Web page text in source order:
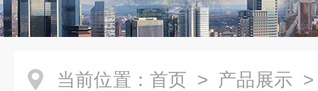
当前位置： 首页 > 产品展示